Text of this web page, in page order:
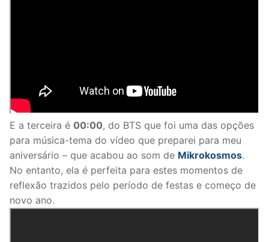
E a terceira é 00:00, do BTS que foi uma das opções
para música-tema do vídeo que preparei para meu
aniversário – que acabou ao som de Mikrokosmos.
No entanto, ela é perfeita para estes momentos de
reflexão trazidos pelo período de festas e começo de
novo ano.